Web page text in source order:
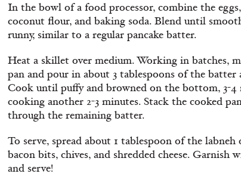
In the bowl of a food processor, combine the
coconut flour, and baking soda. Blend until
runny, similar to a regular pancake batter.
Heat a skillet over medium. Working in batches,
pan and pour in about 3 tablespoons of the
Cook until puffy and browned on the bottom, 3-
cooking another 2-3 minutes. Stack the cooked
through the remaining batter.
To serve, spread about 1 tablespoon of the
bacon bits, chives, and shredded cheese.
and serve!